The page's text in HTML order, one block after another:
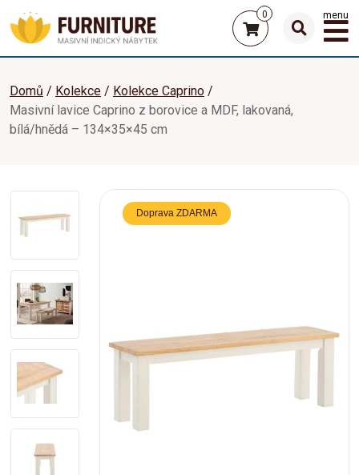
0 menu
Domů Kolekce
Kolekce Caprino
Masivní lavice Caprino z borovice a MDF, lakovaná,
bílá/hnědá – 134×35×45 cm
Doprava ZDARMA